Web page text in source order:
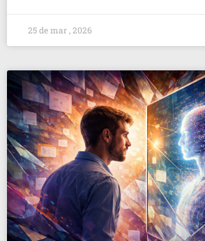
25 de mar , 2026